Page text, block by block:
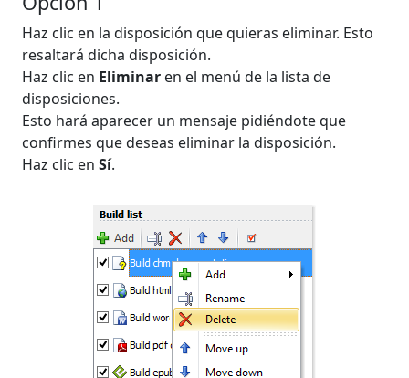
Haz clic en la disposición que quieras eliminar. Esto
resaltará dicha disposición.
Haz clic en Eliminar en el menú de la lista de
disposiciones.
Esto hará aparecer un mensaje pidiéndote que
confirmes que deseas eliminar la disposición.
Haz clic en Sí.